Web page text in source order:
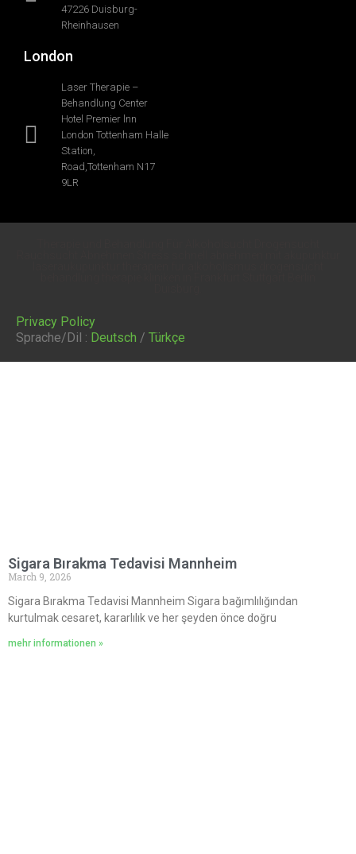
47226 Duisburg-
Rheinhausen
London
Laser Therapie –
Behandlung Center
Hotel Premier lnn
London Tottenham Halle
Station,
Road,Tottenham N17
9LR
Privacy Policy
Sprache/Dil : Deutsch / Türkçe
Sigara Bırakma Tedavisi Mannheim
March 9, 2026
Sigara Bırakma Tedavisi Mannheim Sigara bağımlılığından
kurtulmak cesaret, kararlılık ve her şeyden önce doğru
mehr informationen »